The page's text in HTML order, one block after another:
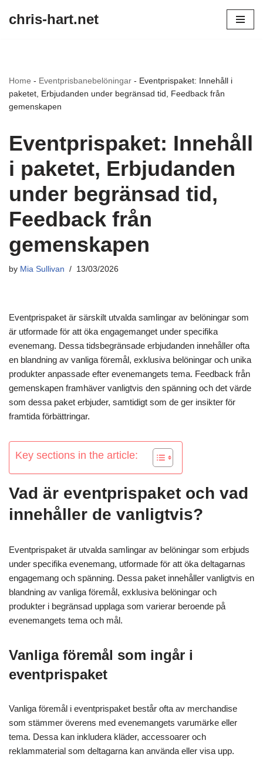
chris-hart.net
Home - Eventprisbanebelöningar - Eventprispaket: Innehåll i
paketet, Erbjudanden under begränsad tid, Feedback från
gemenskapen
Eventprispaket: Innehåll
i paketet, Erbjudanden
under begränsad tid,
Feedback från
gemenskapen
by Mia Sullivan 13/03/2026
Eventprispaket är särskilt utvalda samlingar av belöningar som
är utformade för att öka engagemanget under specifika
evenemang. Dessa tidsbegränsade erbjudanden innehåller ofta
en blandning av vanliga föremål, exklusiva belöningar och unika
produkter anpassade efter evenemangets tema. Feedback från
gemenskapen framhäver vanligtvis den spänning och det värde
som dessa paket erbjuder, samtidigt som de ger insikter för
framtida förbättringar.
Key sections in the article:
Vad är eventprispaket och vad
innehåller de vanligtvis?
Eventprispaket är utvalda samlingar av belöningar som erbjuds
under specifika evenemang, utformade för att öka deltagarnas
engagemang och spänning. Dessa paket innehåller vanligtvis en
blandning av vanliga föremål, exklusiva belöningar och
produkter i begränsad upplaga som varierar beroende på
evenemangets tema och mål.
Vanliga föremål som ingår i
eventprispaket
Vanliga föremål i eventprispaket består ofta av merchandise
som stämmer överens med evenemangets varumärke eller
tema. Dessa kan inkludera kläder, accessoarer och
reklammaterial som deltagarna kan använda eller visa upp.